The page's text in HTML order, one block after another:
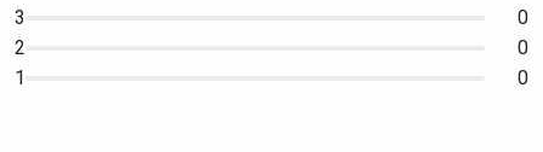
3
0
2
0
1
0